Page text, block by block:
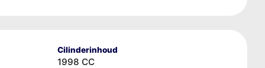
Cilinderinhoud
1998 CC